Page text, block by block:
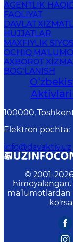
AGENTLIK
FAOLIYAT
DAVLAT
HUJJATLAR
MAXFIYLIK
OCHIQ
AXBOROT
BOG‘LANISH
100000,
Elektron pochta:
info@davaktiv.uz
© 2001-2026